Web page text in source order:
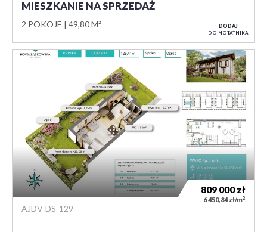
MIESZKANIE NA SPRZEDAŻ
2 POKOJE 49,80 M² DODAJ
DO NOTATNIKA
AJDV-DS-129
809 000zł
6 450,84 zł/m2